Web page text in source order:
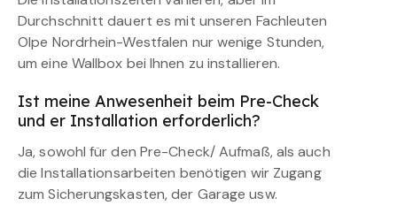
Durchschnitt dauert es mit unseren Fachleuten
Olpe Nordrhein-Westfalen nur wenige Stunden,
um eine Wallbox bei Ihnen zu installieren.
Ist meine Anwesenheit beim Pre-Check
und er Installation erforderlich?
Ja, sowohl für den Pre-Check/ Aufmaß, als auch
die Installationsarbeiten benötigen wir Zugang
zum Sicherungskasten, der Garage usw.